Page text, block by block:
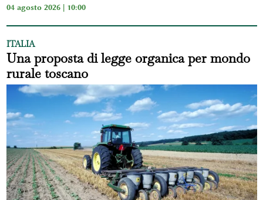
04 agosto 2026 | 10:00
ITALIA
Una proposta di legge organica per mondo
rurale toscano